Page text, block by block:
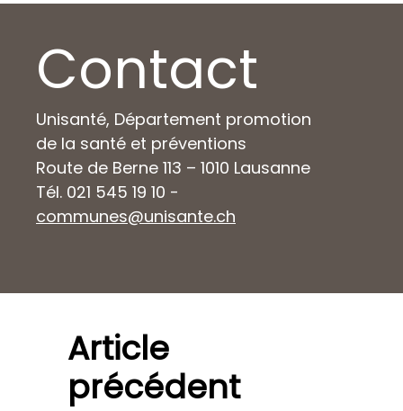
Contact
Unisanté, Département promotion
de la santé et préventions
Route de Berne 113 – 1010 Lausanne
Tél. 021 545 19 10 -
communes@unisante.ch
Article
précédent